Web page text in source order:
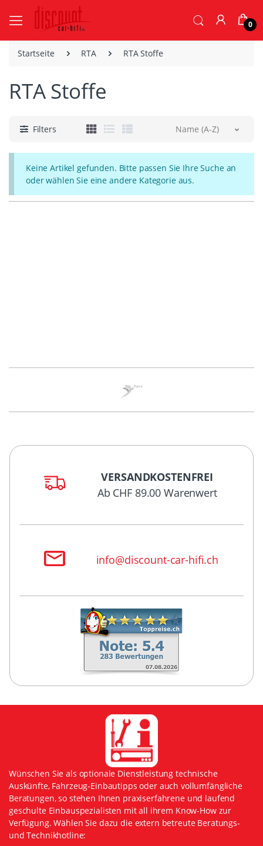
0
Startseite RTA RTA Stoffe
RTA Stoffe
Filters Name (A-Z)
Keine Artikel gefunden. Bitte passen Sie Ihre Suche an
oder wählen Sie eine andere Kategorie aus.
VERSANDKOSTENFREI
Ab CHF 89.00 Warenwert
info@discount-car-hifi.ch
Wünschen Sie als optionale Dienstleistung technische
Auskünfte, Fahrzeug-Einbautipps oder auch vollumfängliche
Beratungen, so stehen Ihnen praxiserfahrene und laufend
geschulte Einbauspezialisten mit all ihrem Know-How zur
Verfügung. Wählen Sie dazu die extern betreute Beratungs-
und Technikhotline: